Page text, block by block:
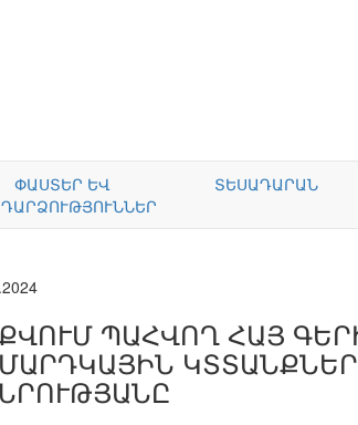
ՓԱՍՏԵՐ ԵՎ
ՏԵՍԱԴԱՐԱՆ
ՊԱՀՎՈՂ ՀԱՅ